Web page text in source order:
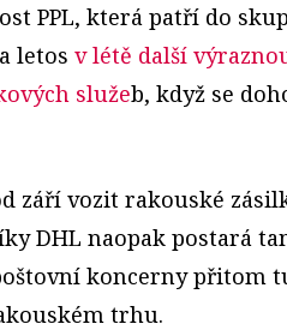
PPL, která patří do
letos v létě další
služeb, když se
září vozit rakouské
DHL naopak postará
koncerny přitom
trhu.